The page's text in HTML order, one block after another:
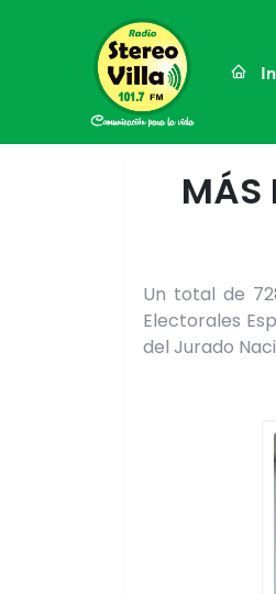
MÁS
Un total de
Electorales
del Jurado